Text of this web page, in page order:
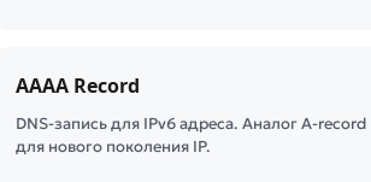
AAAA Record
DNS-запись для IPv6 адреса. Аналог A-record
для нового поколения IP.